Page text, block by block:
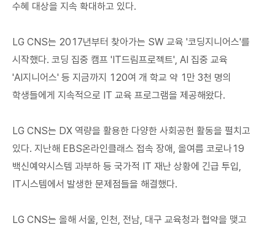
수혜 대상을 지속 확대하고 있다.
LG CNS는 2017년부터 찾아가는 SW 교육 '코딩지니어스'를
시작했다. 코딩 집중 캠프 'IT드림프로젝트', AI 집중 교육
'AI지니어스' 등 지금까지 120여 개 학교 약 1만 3천 명의
학생들에게 지속적으로 IT 교육 프로그램을 제공해왔다.
LG CNS는 DX 역량을 활용한 다양한 사회공헌 활동을 펼치고
있다. 지난해 EBS온라인클래스 접속 장애, 올여름 코로나19
백신예약시스템 과부하 등 국가적 IT 재난 상황에 긴급 투입,
IT시스템에서 발생한 문제점들을 해결했다.
LG CNS는 올해 서울, 인천, 전남, 대구 교육청과 협약을 맺고